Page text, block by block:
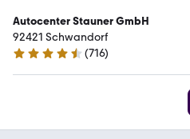
Autocenter Stauner GmbH
92421 Schwandorf
4.6 Sterne
(716)